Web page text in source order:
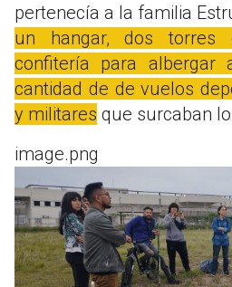
pertenecía a la familia
un hangar, dos
confitería para albergar
cantidad de de vuelos
y militares que surcaban
image.png